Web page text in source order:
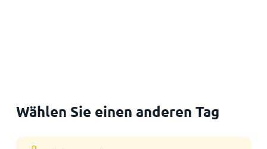
Wählen Sie einen anderen Tag